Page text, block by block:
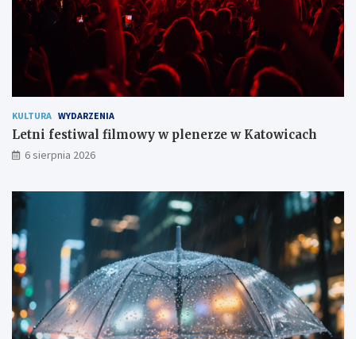
KULTURA WYDARZENIA
Letni festiwal filmowy w plenerze w Katowicach
6 sierpnia 2026